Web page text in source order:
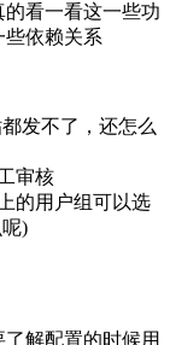
看一看这一些功
依赖关系
发不了，还怎么
审核
的用户组可以选
)
解配置的时候用